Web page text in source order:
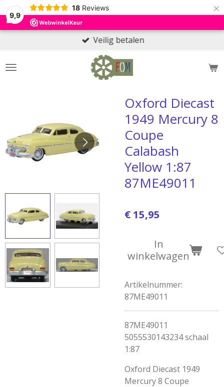
9,9
18 Reviews ×
Veilig betalen
Oxford Diecast
1949 Mercury 8
Coupe
Calabash
Yellow 1:87
87ME49011
€ 15,95
In
winkelwagen
Artikelnummer:
87ME49011
87ME49011
5055530143234 schaal
1:87
Oxford Diecast 1949
Mercury 8 Coupe